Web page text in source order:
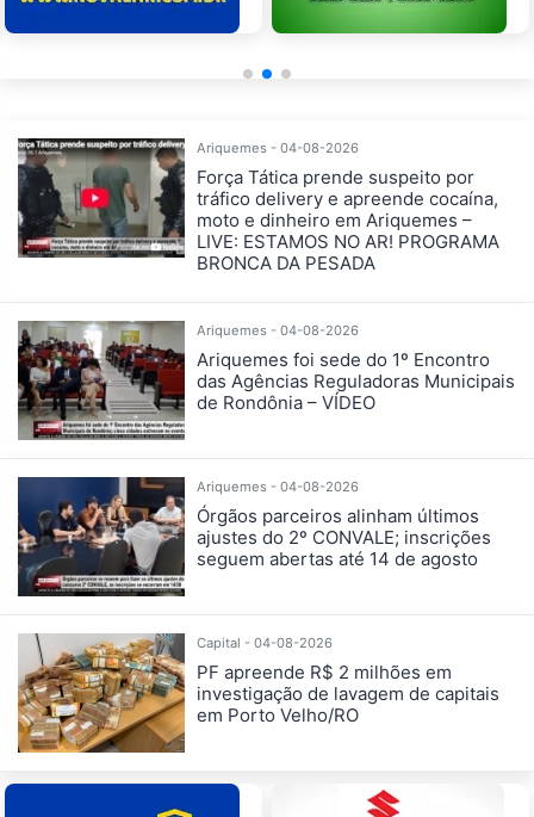
Ariquemes - 04-08-2026
Força Tática prende suspeito por
tráfico delivery e apreende cocaína,
moto e dinheiro em Ariquemes –
LIVE: ESTAMOS NO AR! PROGRAMA
BRONCA DA PESADA
Ariquemes - 04-08-2026
Ariquemes foi sede do 1º Encontro
das Agências Reguladoras Municipais
de Rondônia – VÍDEO
Ariquemes - 04-08-2026
Órgãos parceiros alinham últimos
ajustes do 2º CONVALE; inscrições
seguem abertas até 14 de agosto
Capital - 04-08-2026
PF apreende R$ 2 milhões em
investigação de lavagem de capitais
em Porto Velho/RO